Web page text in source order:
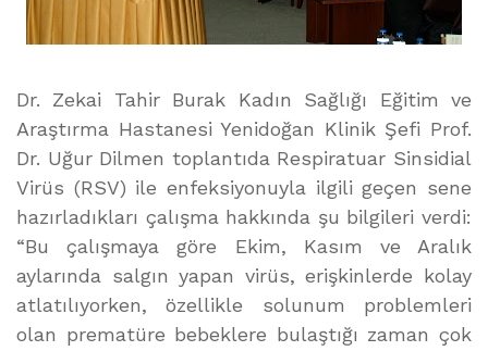
Dr. Zekai Tahir Burak Kadın Sağlığı Eğitim ve
Araştırma Hastanesi Yenidoğan Klinik Şefi Prof.
Dr. Uğur Dilmen toplantıda Respiratuar Sinsidial
Virüs (RSV) ile enfeksiyonuyla ilgili geçen sene
hazırladıkları çalışma hakkında şu bilgileri verdi:
“Bu çalışmaya göre Ekim, Kasım ve Aralık
aylarında salgın yapan virüs, erişkinlerde kolay
atlatılıyorken, özellikle solunum problemleri
olan prematüre bebeklere bulaştığı zaman çok